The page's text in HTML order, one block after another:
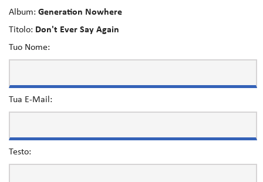
Album: Generation Nowhere
Titolo: Don't Ever Say Again
Tuo Nome:
Tua E-Mail:
Testo: